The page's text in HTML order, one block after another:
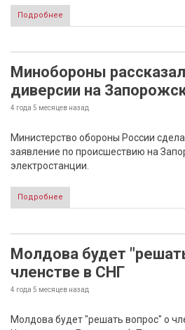
Подробнее
Минобороны
диверсии на
4 года 5 месяцев назад
Министерство обороны России
заявление по происшествию на
электростанции.
Подробнее
Молдова будет
членстве в СНГ
4 года 5 месяцев назад
Молдова будет "решать вопрос" о